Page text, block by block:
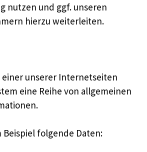
nutzen und ggf. unseren
hierzu weiterleiten.
einer unserer Internetseiten
eine Reihe von allgemeinen
Beispiel folgende Daten: